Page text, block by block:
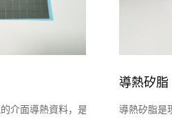
介面導熱資料，是以矽膠為基材添加
導熱矽脂
導熱矽脂是